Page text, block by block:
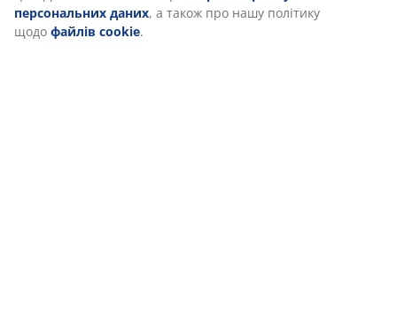
персональних даних, а також про нашу політику
щодо файлів cookie.